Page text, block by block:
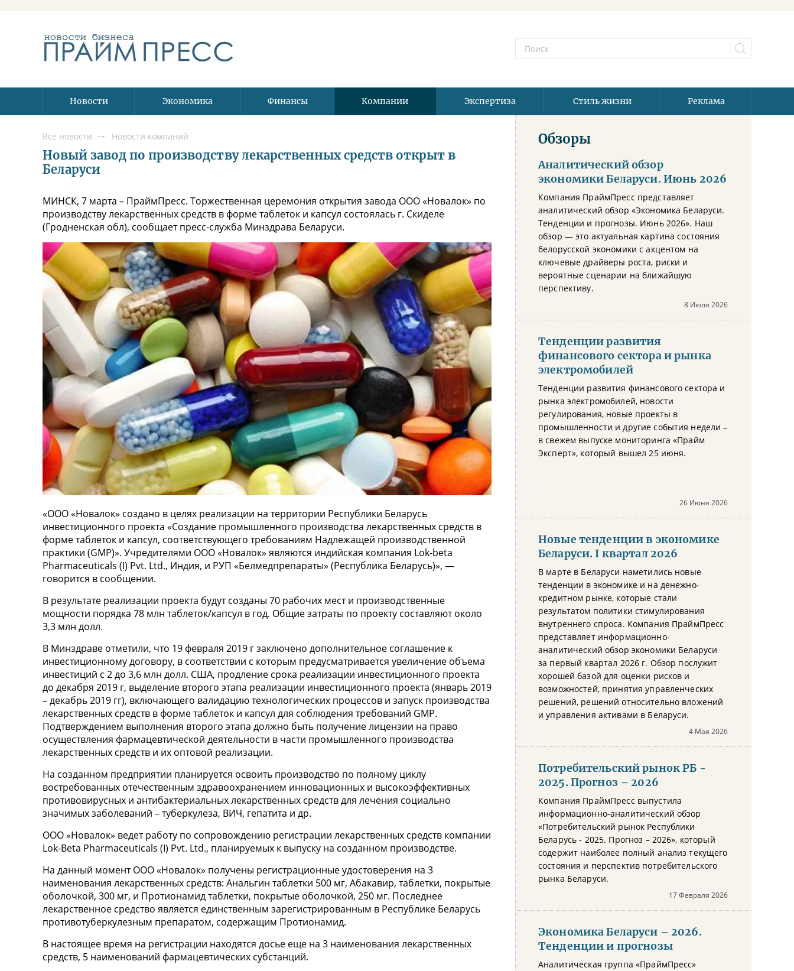
Новости Экономика Финансы Компании Экспертиза Стиль жизни Реклама
Все новости Новости компаний
Новый завод по производству лекарственных средств открыт в
Беларуси
МИНСК, 7 марта – ПраймПресс. Торжественная церемония открытия завода ООО «Новалок» по
производству лекарственных средств в форме таблеток и капсул состоялась г. Скиделе
(Гродненская обл), сообщает пресс-служба Минздрава Беларуси.
«ООО «Новалок» создано в целях реализации на территории Республики Беларусь
инвестиционного проекта «Создание промышленного производства лекарственных средств в
форме таблеток и капсул, соответствующего требованиям Надлежащей производственной
практики (GMP)». Учредителями ООО «Новалок» являются индийская компания Lok-beta
Pharmaceuticals (I) Pvt. Ltd., Индия, и РУП «Белмедпрепараты» (Республика Беларусь)», —
говорится в сообщении.
В результате реализации проекта будут созданы 70 рабочих мест и производственные
мощности порядка 78 млн таблеток/капсул в год. Общие затраты по проекту составляют около
3,3 млн долл.
В Минздраве отметили, что 19 февраля 2019 г заключено дополнительное соглашение к
инвестиционному договору, в соответствии с которым предусматривается увеличение объема
инвестиций с 2 до 3,6 млн долл. США, продление срока реализации инвестиционного проекта
до декабря 2019 г, выделение второго этапа реализации инвестиционного проекта (январь 2019
– декабрь 2019 гг), включающего валидацию технологических процессов и запуск производства
лекарственных средств в форме таблеток и капсул для соблюдения требований GMP.
Подтверждением выполнения второго этапа должно быть получение лицензии на право
осуществления фармацевтической деятельности в части промышленного производства
лекарственных средств и их оптовой реализации.
На созданном предприятии планируется освоить производство по полному циклу
востребованных отечественным здравоохранением инновационных и высокоэффективных
противовирусных и антибактериальных лекарственных средств для лечения социально
значимых заболеваний – туберкулеза, ВИЧ, гепатита и др.
ООО «Новалок» ведет работу по сопровождению регистрации лекарственных средств компании
Lok-Beta Pharmaceuticals (I) Pvt. Ltd., планируемых к выпуску на созданном производстве.
На данный момент ООО «Новалок» получены регистрационные удостоверения на 3
наименования лекарственных средств: Анальгин таблетки 500 мг, Абакавир, таблетки, покрытые
оболочкой, 300 мг, и Протионамид таблетки, покрытые оболочкой, 250 мг. Последнее
лекарственное средство является единственным зарегистрированным в Республике Беларусь
противотуберкулезным препаратом, содержащим Протионамид.
В настоящее время на регистрации находятся досье еще на 3 наименования лекарственных
средств, 5 наименований фармацевтических субстанций.
Обзоры
Аналитический обзор
экономики Беларуси. Июнь 2026
Компания ПраймПресс представляет
аналитический обзор «Экономика Беларуси.
Тенденции и прогнозы. Июнь 2026». Наш
обзор — это актуальная картина состояния
белорусской экономики с акцентом на
ключевые драйверы роста, риски и
вероятные сценарии на ближайшую
перспективу.
8 Июля 2026
Тенденции развития
финансового сектора и рынка
электромобилей
Тенденции развития финансового сектора и
рынка электромобилей, новости
регулирования, новые проекты в
промышленности и другие события недели –
в свежем выпуске мониторинга «Прайм
Эксперт», который вышел 25 июня.
26 Июня 2026
Новые тенденции в экономике
Беларуси. I квартал 2026
В марте в Беларуси наметились новые
тенденции в экономике и на денежно-
кредитном рынке, которые стали
результатом политики стимулирования
внутреннего спроса. Компания ПраймПресс
представляет информационно-
аналитический обзор экономики Беларуси
за первый квартал 2026 г. Обзор послужит
хорошей базой для оценки рисков и
возможностей, принятия управленческих
решений, решений относительно вложений
и управления активами в Беларуси.
4 Мая 2026
Потребительский рынок РБ -
2025. Прогноз – 2026
Компания ПраймПресс выпустила
информационно-аналитический обзор
«Потребительский рынок Республики
Беларусь - 2025. Прогноз – 2026», который
содержит наиболее полный анализ текущего
состояния и перспектив потребительского
рынка Беларуси.
17 Февраля 2026
Экономика Беларуси – 2026.
Тенденции и прогнозы
Аналитическая группа «ПраймПресс»